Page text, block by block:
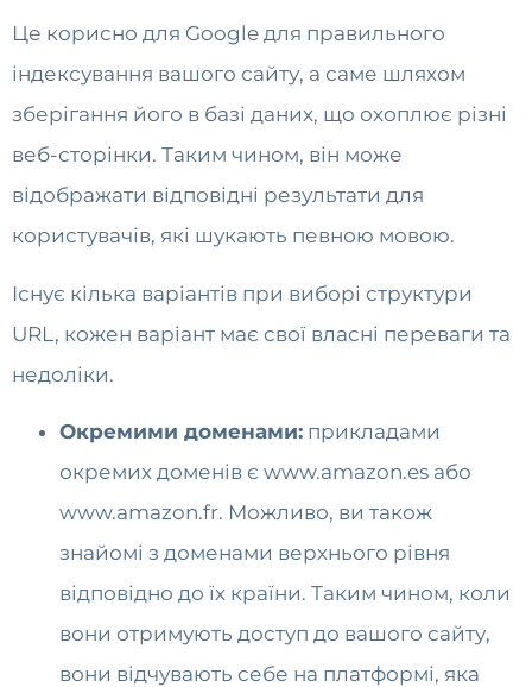
Це корисно для Google для правильного
індексування вашого сайту, а саме шляхом
зберігання його в базі даних, що охоплює різні
веб-сторінки. Таким чином, він може
відображати відповідні результати для
користувачів, які шукають певною мовою.
Існує кілька варіантів при виборі структури
URL, кожен варіант має свої власні переваги та
недоліки.
Окремими доменами: прикладами
окремих доменів є www.amazon.es або
www.amazon.fr. Можливо, ви також
знайомі з доменами верхнього рівня
відповідно до їх країни. Таким чином, коли
вони отримують доступ до вашого сайту,
вони відчувають себе на платформі, яка